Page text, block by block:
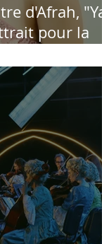
d'Afrah, "Ya
pour la